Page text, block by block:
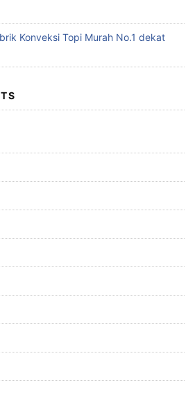
Konveksi Topi Murah No.1 dekat